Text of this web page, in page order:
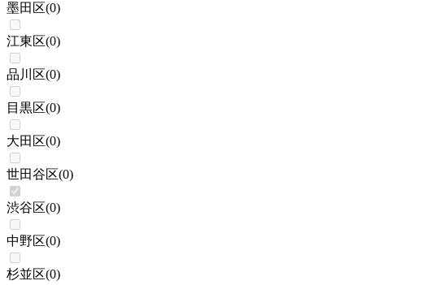
墨田区(0)
江東区(0)
品川区(0)
目黒区(0)
大田区(0)
世田谷区(0)
渋谷区(0)
中野区(0)
杉並区(0)